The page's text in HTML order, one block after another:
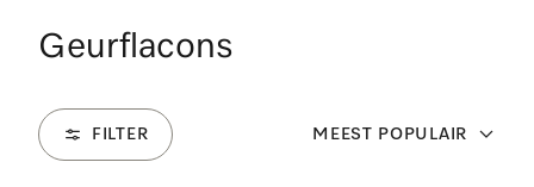
Geurflacons
FILTER MEEST POPULAIR